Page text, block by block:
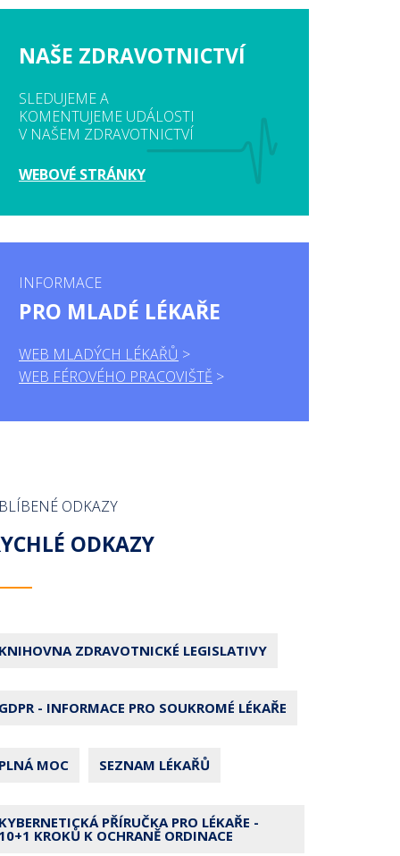
NAŠE ZDRAVOTNICTVÍ
SLEDUJEME A
KOMENTUJEME UDÁLOSTI
V NAŠEM ZDRAVOTNICTVÍ
WEBOVÉ STRÁNKY
INFORMACE
PRO MLADÉ LÉKAŘE
WEB MLADÝCH LÉKAŘŮ
WEB FÉROVÉHO PRACOVIŠTĚ
ODKAZY
ODKAZY
ZDRAVOTNICKÉ LEGISLATIVY
- INFORMACE PRO SOUKROMÉ LÉKAŘE
MOC SEZNAM LÉKAŘŮ
PŘÍRUČKA PRO LÉKAŘE -
KROKŮ K OCHRANĚ ORDINACE